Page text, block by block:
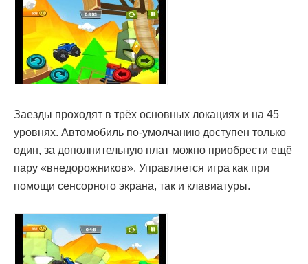
Заезды проходят в трёх основных локациях и на 45
уровнях. Автомобиль по-умолчанию доступен только
один, за дополнительную плат можно приобрести ещё
пару «внедорожников». Управляется игра как при
помощи сенсорного экрана, так и клавиатуры.